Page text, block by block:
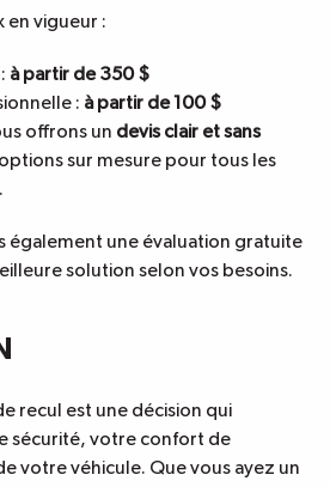
en vigueur :
à partir de 350 $
: à partir de 100 $
offrons un devis clair et sans
sur mesure pour tous les
également une évaluation gratuite
solution selon vos besoins.
recul est une décision qui
sécurité, votre confort de
votre véhicule. Que vous ayez un